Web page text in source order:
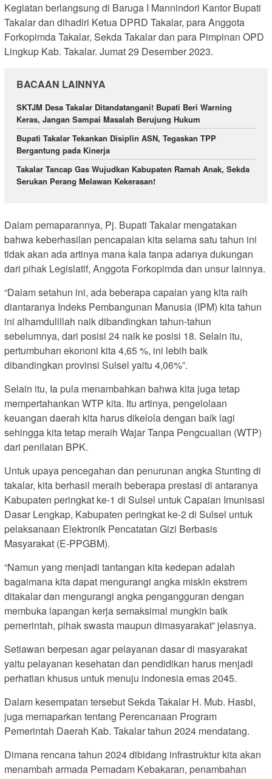
Kegiatan berlangsung di Baruga I Mannindori Kantor Bupati
Takalar dan dihadiri Ketua DPRD Takalar, para Anggota
Forkopimda Takalar, Sekda Takalar dan para Pimpinan OPD
Lingkup Kab. Takalar. Jumat 29 Desember 2023.
BACAAN LAINNYA
SKTJM Desa Takalar Ditandatangani! Bupati Beri Warning
Keras, Jangan Sampai Masalah Berujung Hukum
Bupati Takalar Tekankan Disiplin ASN, Tegaskan TPP
Bergantung pada Kinerja
Takalar Tancap Gas Wujudkan Kabupaten Ramah Anak, Sekda
Serukan Perang Melawan Kekerasan!
Dalam pemaparannya, Pj. Bupati Takalar mengatakan
bahwa keberhasilan pencapaian kita selama satu tahun ini
tidak akan ada artinya mana kala tanpa adanya dukungan
dari pihak Legislatif, Anggota Forkopimda dan unsur lainnya.
“Dalam setahun ini, ada beberapa capaian yang kita raih
diantaranya Indeks Pembangunan Manusia (IPM) kita tahun
ini alhamdulillah naik dibandingkan tahun-tahun
sebelumnya, dari posisi 24 naik ke posisi 18. Selain itu,
pertumbuhan ekononi kita 4,65 %, ini lebih baik
dibandingkan provinsi Sulsel yaitu 4,06%”.
Selain itu, Ia pula menambahkan bahwa kita juga tetap
mempertahankan WTP kita. Itu artinya, pengelolaan
keuangan daerah kita harus dikelola dengan baik lagi
sehingga kita tetap meraih Wajar Tanpa Pengcualian (WTP)
dari penilaian BPK.
Untuk upaya pencegahan dan penurunan angka Stunting di
takalar, kita berhasil meraih beberapa prestasi di antaranya
Kabupaten peringkat ke-1 di Sulsel untuk Capaian Imunisasi
Dasar Lengkap, Kabupaten peringkat ke-2 di Sulsel untuk
pelaksanaan Elektronik Pencatatan Gizi Berbasis
Masyarakat (E-PPGBM).
“Namun yang menjadi tantangan kita kedepan adalah
bagaimana kita dapat mengurangi angka miskin ekstrem
ditakalar dan mengurangi angka pengangguran dengan
membuka lapangan kerja semaksimal mungkin baik
pemerintah, pihak swasta maupun dimasyarakat” jelasnya.
Setiawan berpesan agar pelayanan dasar di masyarakat
yaitu pelayanan kesehatan dan pendidikan harus menjadi
perhatian khusus untuk menuju indonesia emas 2045.
Dalam kesempatan tersebut Sekda Takalar H. Mub. Hasbi,
juga memaparkan tentang Perencanaan Program
Pemerintah Daerah Kab. Takalar tahun 2024 mendatang.
Dimana rencana tahun 2024 dibidang infrastruktur kita akan
menambah armada Pemadam Kebakaran, penambahan